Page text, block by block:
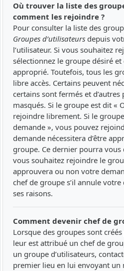
Où trouver la liste des
comment les rejoindre ?
Pour consulter la liste des
Groupes d’utilisateurs depuis
l’utilisateur. Si vous souhaitez
sélectionnez le groupe désiré
approprié. Toutefois, tous les
libre accès. Certains peuvent
certains sont fermés et
masqués. Si le groupe est dit «
rejoindre librement. Si le
demande », vous pouvez
demande nécessitera d’être
groupe. Ce dernier pourra
vous souhaitez rejoindre le
approuvera ou non votre
chef de groupe s’il annule
ses raisons.
Comment devenir chef de
Lorsque des groupes sont
leur est attribué un chef de
un groupe d’utilisateurs,
premier lieu en lui envoyant un